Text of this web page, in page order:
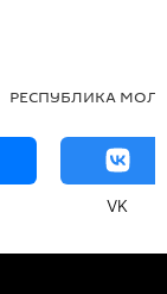
РЕСПУБЛИКА
VK